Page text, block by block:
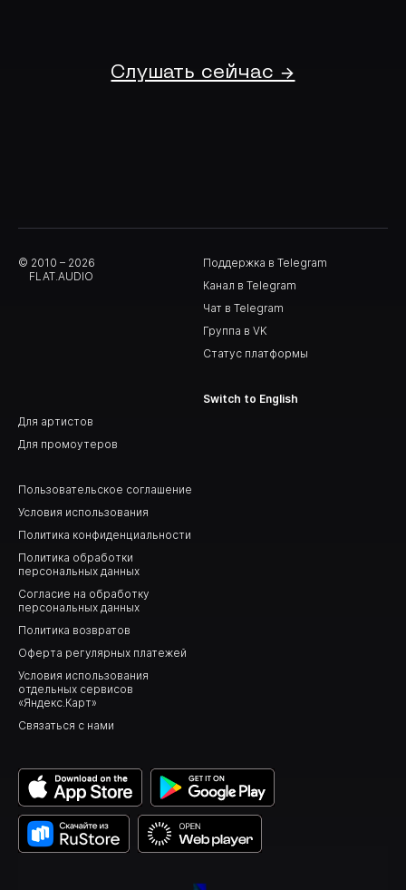
Слушать сейчас →
© 2010 – 2026
FLAT.AUDIO
Поддержка в Telegram
Канал в Telegram
Чат в Telegram
Группа в VK
Статус платформы
Switch to English
Для артистов
Для промоутеров
Пользовательское cоглашение
Условия использования
Политика конфиденциальности
Политика обработки
персональных данных
Согласие на обработку
персональных данных
Политика возвратов
Оферта регулярных платежей
Условия использования
отдельных сервисов
«Яндекс.Карт»
Связаться с нами